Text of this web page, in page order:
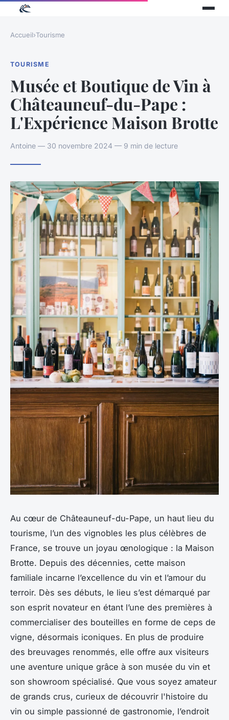
Accueil›Tourisme
TOURISME
Musée et Boutique de Vin à
Châteauneuf-du-Pape :
L'Expérience Maison Brotte
Antoine — 30 novembre 2024 — 9 min de lecture
Au cœur de Châteauneuf-du-Pape, un haut lieu du
tourisme, l’un des vignobles les plus célèbres de
France, se trouve un joyau œnologique : la Maison
Brotte. Depuis des décennies, cette maison
familiale incarne l’excellence du vin et l’amour du
terroir. Dès ses débuts, le lieu s’est démarqué par
son esprit novateur en étant l’une des premières à
commercialiser des bouteilles en forme de ceps de
vigne, désormais iconiques. En plus de produire
des breuvages renommés, elle offre aux visiteurs
une aventure unique grâce à son musée du vin et
son showroom spécialisé. Que vous soyez amateur
de grands crus, curieux de découvrir l'histoire du
vin ou simple passionné de gastronomie, l’endroit